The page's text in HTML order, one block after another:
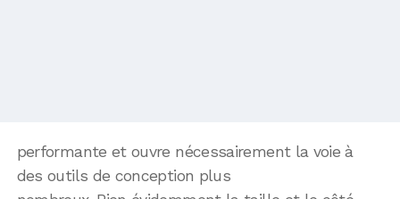
performante et ouvre nécessairement la voie à
des outils de conception plus